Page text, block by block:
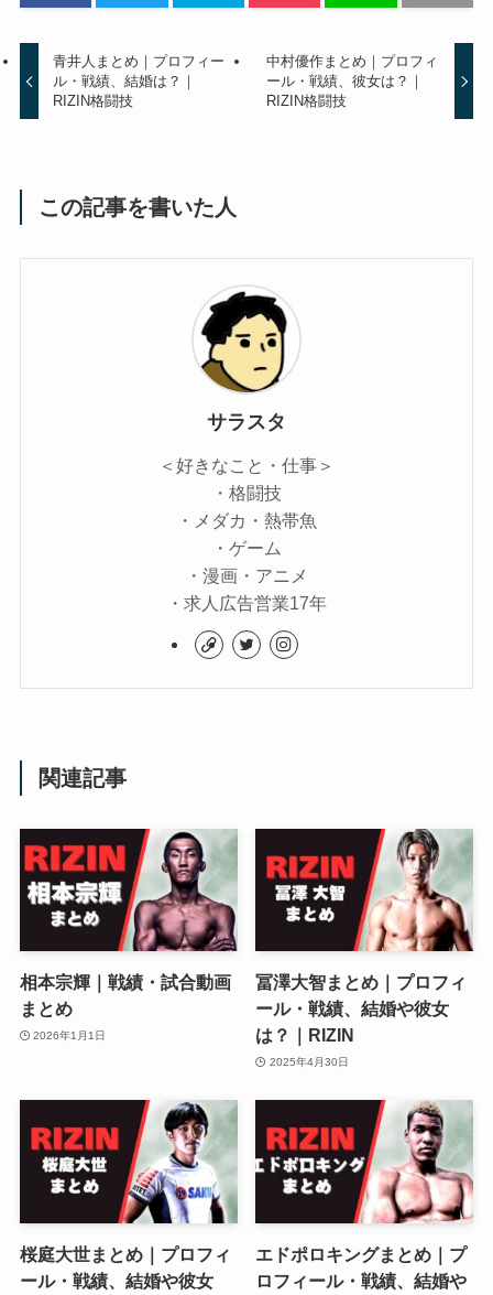
青井人まとめ｜プロフィー
ル・戦績、結婚は？｜
RIZIN格闘技
中村優作まとめ｜プロフィ
ール・戦績、彼女は？｜
RIZIN格闘技
この記事を書いた人
サラスタ
＜好きなこと・仕事＞
・格闘技
・メダカ・熱帯魚
・ゲーム
・漫画・アニメ
・求人広告営業17年
関連記事
相本宗輝｜戦績・試合動画
まとめ
2026年1月1日
冨澤大智まとめ｜プロフィ
ール・戦績、結婚や彼女
は？｜RIZIN
2025年4月30日
桜庭大世まとめ｜プロフィ
ール・戦績、結婚や彼女
エドポロキングまとめ｜プ
ロフィール・戦績、結婚や